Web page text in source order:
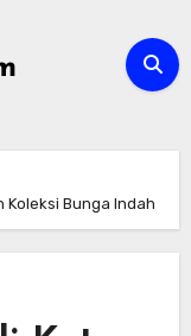
Koleksi Bunga Indah